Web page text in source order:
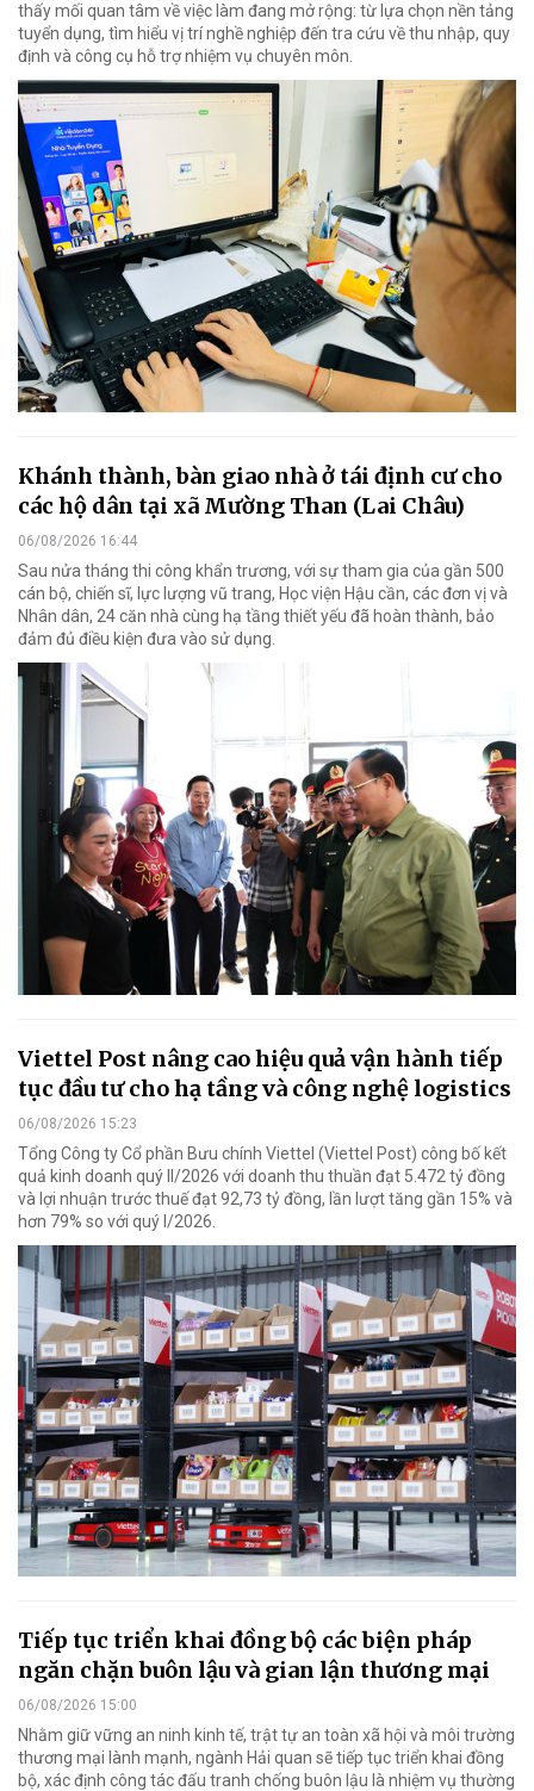
thấy mối quan tâm về việc làm đang mở rộng: từ lựa chọn nền tảng
tuyển dụng, tìm hiểu vị trí nghề nghiệp đến tra cứu về thu nhập, quy
định và công cụ hỗ trợ nhiệm vụ chuyên môn.
Khánh thành, bàn giao nhà ở tái định cư cho
các hộ dân tại xã Mường Than (Lai Châu)
06/08/2026 16:44
Sau nửa tháng thi công khẩn trương, với sự tham gia của gần 500
cán bộ, chiến sĩ, lực lượng vũ trang, Học viện Hậu cần, các đơn vị và
Nhân dân, 24 căn nhà cùng hạ tầng thiết yếu đã hoàn thành, bảo
đảm đủ điều kiện đưa vào sử dụng.
Viettel Post nâng cao hiệu quả vận hành tiếp
tục đầu tư cho hạ tầng và công nghệ logistics
06/08/2026 15:23
Tổng Công ty Cổ phần Bưu chính Viettel (Viettel Post) công bố kết
quả kinh doanh quý II/2026 với doanh thu thuần đạt 5.472 tỷ đồng
và lợi nhuận trước thuế đạt 92,73 tỷ đồng, lần lượt tăng gần 15% và
hơn 79% so với quý I/2026.
Tiếp tục triển khai đồng bộ các biện pháp
ngăn chặn buôn lậu và gian lận thương mại
06/08/2026 15:00
Nhằm giữ vững an ninh kinh tế, trật tự an toàn xã hội và môi trường
thương mại lành mạnh, ngành Hải quan sẽ tiếp tục triển khai đồng
bộ, xác định công tác đấu tranh chống buôn lậu là nhiệm vụ thường